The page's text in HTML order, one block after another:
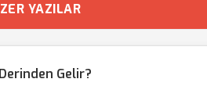
YAZILAR
Gelir?